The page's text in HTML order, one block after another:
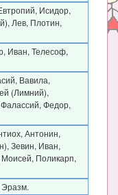
Исидор,
Лев, Плотин,
Иван, Телесоф,
Вавила,
(Лимний),
Федор,
Антонин,
Зевин, Иван,
Поликарп,